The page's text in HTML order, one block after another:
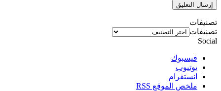
تصنيفات
تصنيفات
Social
فيسبوك
يوتيوب
انستقرام
ملخص الموقع RSS